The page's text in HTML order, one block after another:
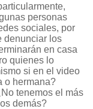
personas
sociales, por
denunciar los
en casa
quienes lo
si en el video
o hermana?
tenemos el más
demás?